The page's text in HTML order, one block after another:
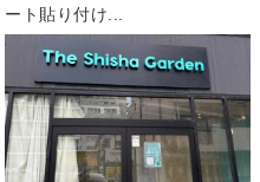
ート貼り付け...